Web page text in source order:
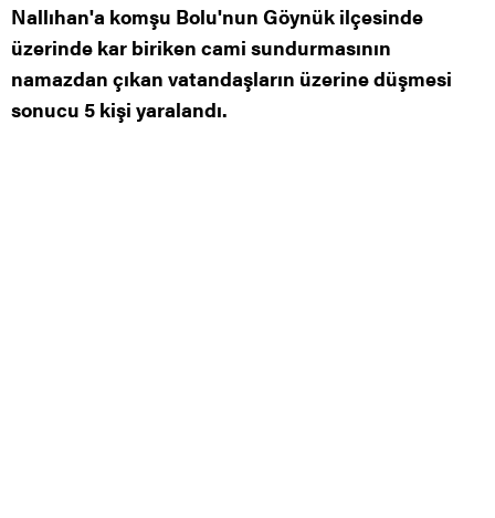
Nallıhan'a komşu Bolu'nun Göynük ilçesinde
üzerinde kar biriken cami sundurmasının
namazdan çıkan vatandaşların üzerine düşmesi
sonucu 5 kişi yaralandı.